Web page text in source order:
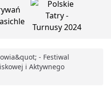
- Festiwal
i Aktywnego